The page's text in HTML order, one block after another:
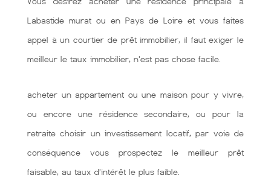
Labastide murat ou en Pays de Loire et vous faites
appel à un courtier de prêt immobilier, il faut exiger le
meilleur le taux immobilier, n'est pas chose facile.
acheter un appartement ou une maison pour y vivre,
ou encore une résidence secondaire, ou pour la
retraite choisir un investissement locatif, par voie de
conséquence vous prospectez le meilleur prêt
faisable, au taux d’intérêt le plus faible.